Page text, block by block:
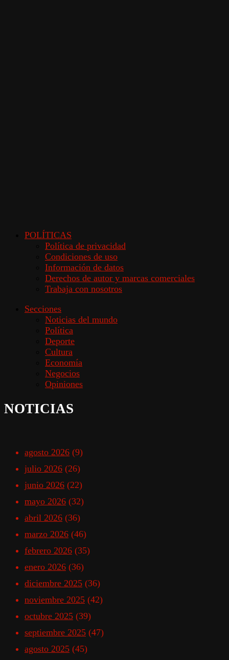
POLÍTICAS
Política de privacidad
Condiciones de uso
Información de datos
Derechos de autor y marcas comerciales
Trabaja con nosotros
Secciones
Noticias del mundo
Política
Deporte
Cultura
Economía
Negocios
Opiniones
NOTICIAS
agosto 2026 (9)
julio 2026 (26)
junio 2026 (22)
mayo 2026 (32)
abril 2026 (36)
marzo 2026 (46)
febrero 2026 (35)
enero 2026 (36)
diciembre 2025 (36)
noviembre 2025 (42)
octubre 2025 (39)
septiembre 2025 (47)
agosto 2025 (45)